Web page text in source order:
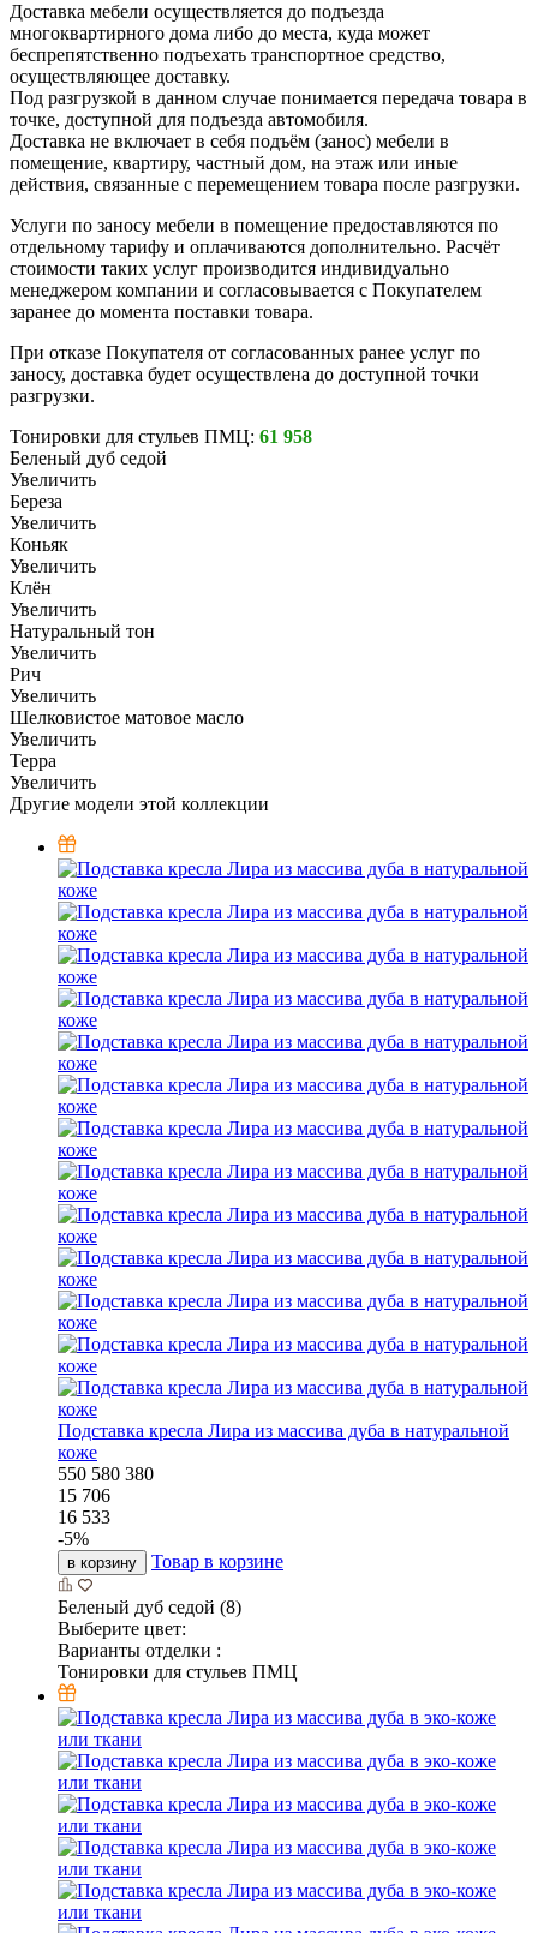
Доставка мебели осуществляется до подъезда
многоквартирного дома либо до места, куда может
беспрепятственно подъехать транспортное средство,
осуществляющее доставку.
Под разгрузкой в данном случае понимается передача товара в
точке, доступной для подъезда автомобиля.
Доставка не включает в себя подъём (занос) мебели в
помещение, квартиру, частный дом, на этаж или иные
действия, связанные с перемещением товара после разгрузки.
Услуги по заносу мебели в помещение предоставляются по
отдельному тарифу и оплачиваются дополнительно. Расчёт
стоимости таких услуг производится индивидуально
менеджером компании и согласовывается с Покупателем
заранее до момента поставки товара.
При отказе Покупателя от согласованных ранее услуг по
заносу, доставка будет осуществлена до доступной точки
разгрузки.
Тонировки для стульев ПМЦ: 61 958
Беленый дуб седой
Увеличить
Береза
Увеличить
Коньяк
Увеличить
Клён
Увеличить
Натуральный тон
Увеличить
Рич
Увеличить
Шелковистое матовое масло
Увеличить
Терра
Увеличить
Другие модели этой коллекции
Подставка кресла Лира из массива дуба в натуральной
коже
550 580 380
15 706
16 533
-5%
в корзину Товар в корзине
Беленый дуб седой (8)
Выберите цвет:
Варианты отделки :
Тонировки для стульев ПМЦ